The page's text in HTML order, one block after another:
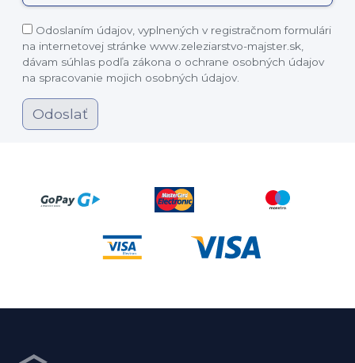
Odoslaním údajov, vyplnených v registračnom formulári
na internetovej stránke www.zeleziarstvo-majster.sk,
dávam súhlas podľa zákona o ochrane osobných údajov
na spracovanie mojich osobných údajov.
Odoslať